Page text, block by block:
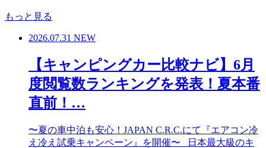
もっと見る
2026.07.31 NEW
【キャンピングカー比較ナビ】6月
度閲覧数ランキングを発表！夏本番
直前！…
〜夏の車中泊も安心！JAPAN C.R.C.にて『エアコン冷
え冷え試乗キャンペーン』を開催〜 日本最大級のキ